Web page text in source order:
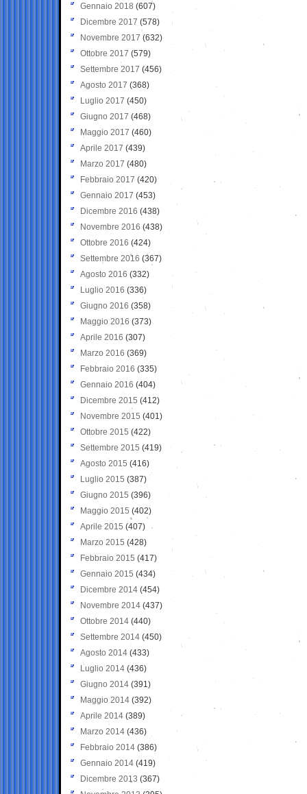
Gennaio 2018 (607)
Dicembre 2017 (578)
Novembre 2017 (632)
Ottobre 2017 (579)
Settembre 2017 (456)
Agosto 2017 (368)
Luglio 2017 (450)
Giugno 2017 (468)
Maggio 2017 (460)
Aprile 2017 (439)
Marzo 2017 (480)
Febbraio 2017 (420)
Gennaio 2017 (453)
Dicembre 2016 (438)
Novembre 2016 (438)
Ottobre 2016 (424)
Settembre 2016 (367)
Agosto 2016 (332)
Luglio 2016 (336)
Giugno 2016 (358)
Maggio 2016 (373)
Aprile 2016 (307)
Marzo 2016 (369)
Febbraio 2016 (335)
Gennaio 2016 (404)
Dicembre 2015 (412)
Novembre 2015 (401)
Ottobre 2015 (422)
Settembre 2015 (419)
Agosto 2015 (416)
Luglio 2015 (387)
Giugno 2015 (396)
Maggio 2015 (402)
Aprile 2015 (407)
Marzo 2015 (428)
Febbraio 2015 (417)
Gennaio 2015 (434)
Dicembre 2014 (454)
Novembre 2014 (437)
Ottobre 2014 (440)
Settembre 2014 (450)
Agosto 2014 (433)
Luglio 2014 (436)
Giugno 2014 (391)
Maggio 2014 (392)
Aprile 2014 (389)
Marzo 2014 (436)
Febbraio 2014 (386)
Gennaio 2014 (419)
Dicembre 2013 (367)